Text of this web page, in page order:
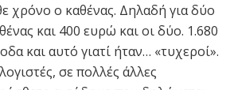
χρόνο ο καθένας. Δηλαδή για δύο
και 400 ευρώ και οι δύο. 1.680
και αυτό γιατί ήταν… «τυχεροί».
σε πολλές άλλες